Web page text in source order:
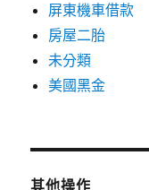
屏東機車借款
房屋二胎
未分類
美國黑金
其他操作